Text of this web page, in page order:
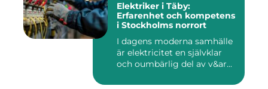
Elektriker i Täby:
Erfarenhet och kompetens
i Stockholms norrort
I dagens moderna samhälle
är elektricitet en självklar
och oumbärlig del av v&ar...